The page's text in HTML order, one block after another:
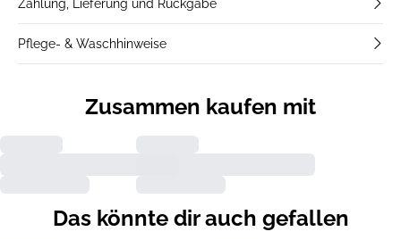
Zahlung, Lieferung und Rückgabe
Pflege- & Waschhinweise
Zusammen kaufen mit
Das könnte dir auch gefallen